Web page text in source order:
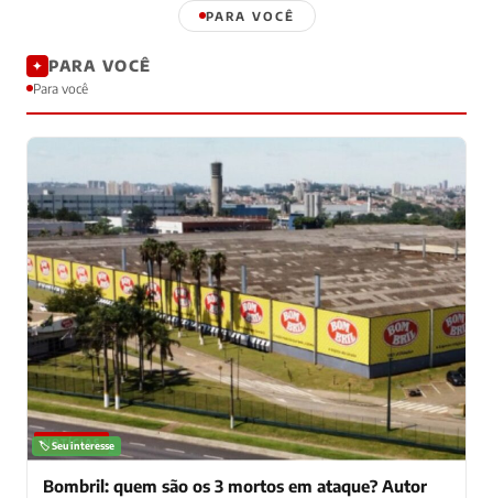
PARA VOCÊ
✦ PARA VOCÊ
Para você
NOTÍCIAS
🏷️ Seu interesse
Bombril: quem são os 3 mortos em ataque? Autor